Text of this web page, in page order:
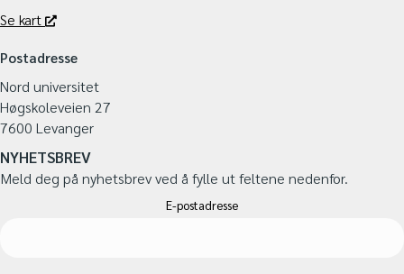
Se kart
Postadresse
Nord universitet
Høgskoleveien 27
7600 Levanger
NYHETSBREV
Meld deg på nyhetsbrev ved å fylle ut feltene nedenfor.
E-postadresse